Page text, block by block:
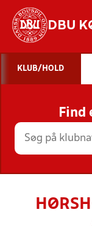
DBU
KLUB/HOLD
Find